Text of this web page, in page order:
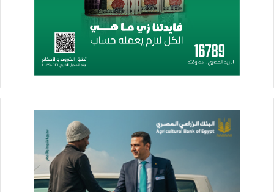
وأضاف وزير التنمية المحلية أن نسبة تنفيذ الأعمال المدنية وتوريد
وتركيب المعدات لمجزر دمياط الحكومى بلغت 99%، بينما بلغت
نسبة التنفيذ للأعمال المدنية وتوريد وتركيب المعدات لمجزر دمياط
الاستثمارى 97 % ، مشيراً إلى ان مشروع مجزرى دمياط يهدف إلى
خدمة وتنمية المجتمع المحلى من خلال إقامة مجزر متكامل ومنطقة
معالجة صرف لتوفير لحوم صحية آمنة والحفاظ على البيئة وتحقيق
عائد اقتصادى وتوفير فرص عمل لأبناء المحافظة .
وأشار اللواء هشام آمنة إلى أن سعى الحكومة لتنفيذ توجيهات فخامة
الرئيس عبدالفتاح السيسى رئيس الجمهورية لإيجاد منظومة حديثة